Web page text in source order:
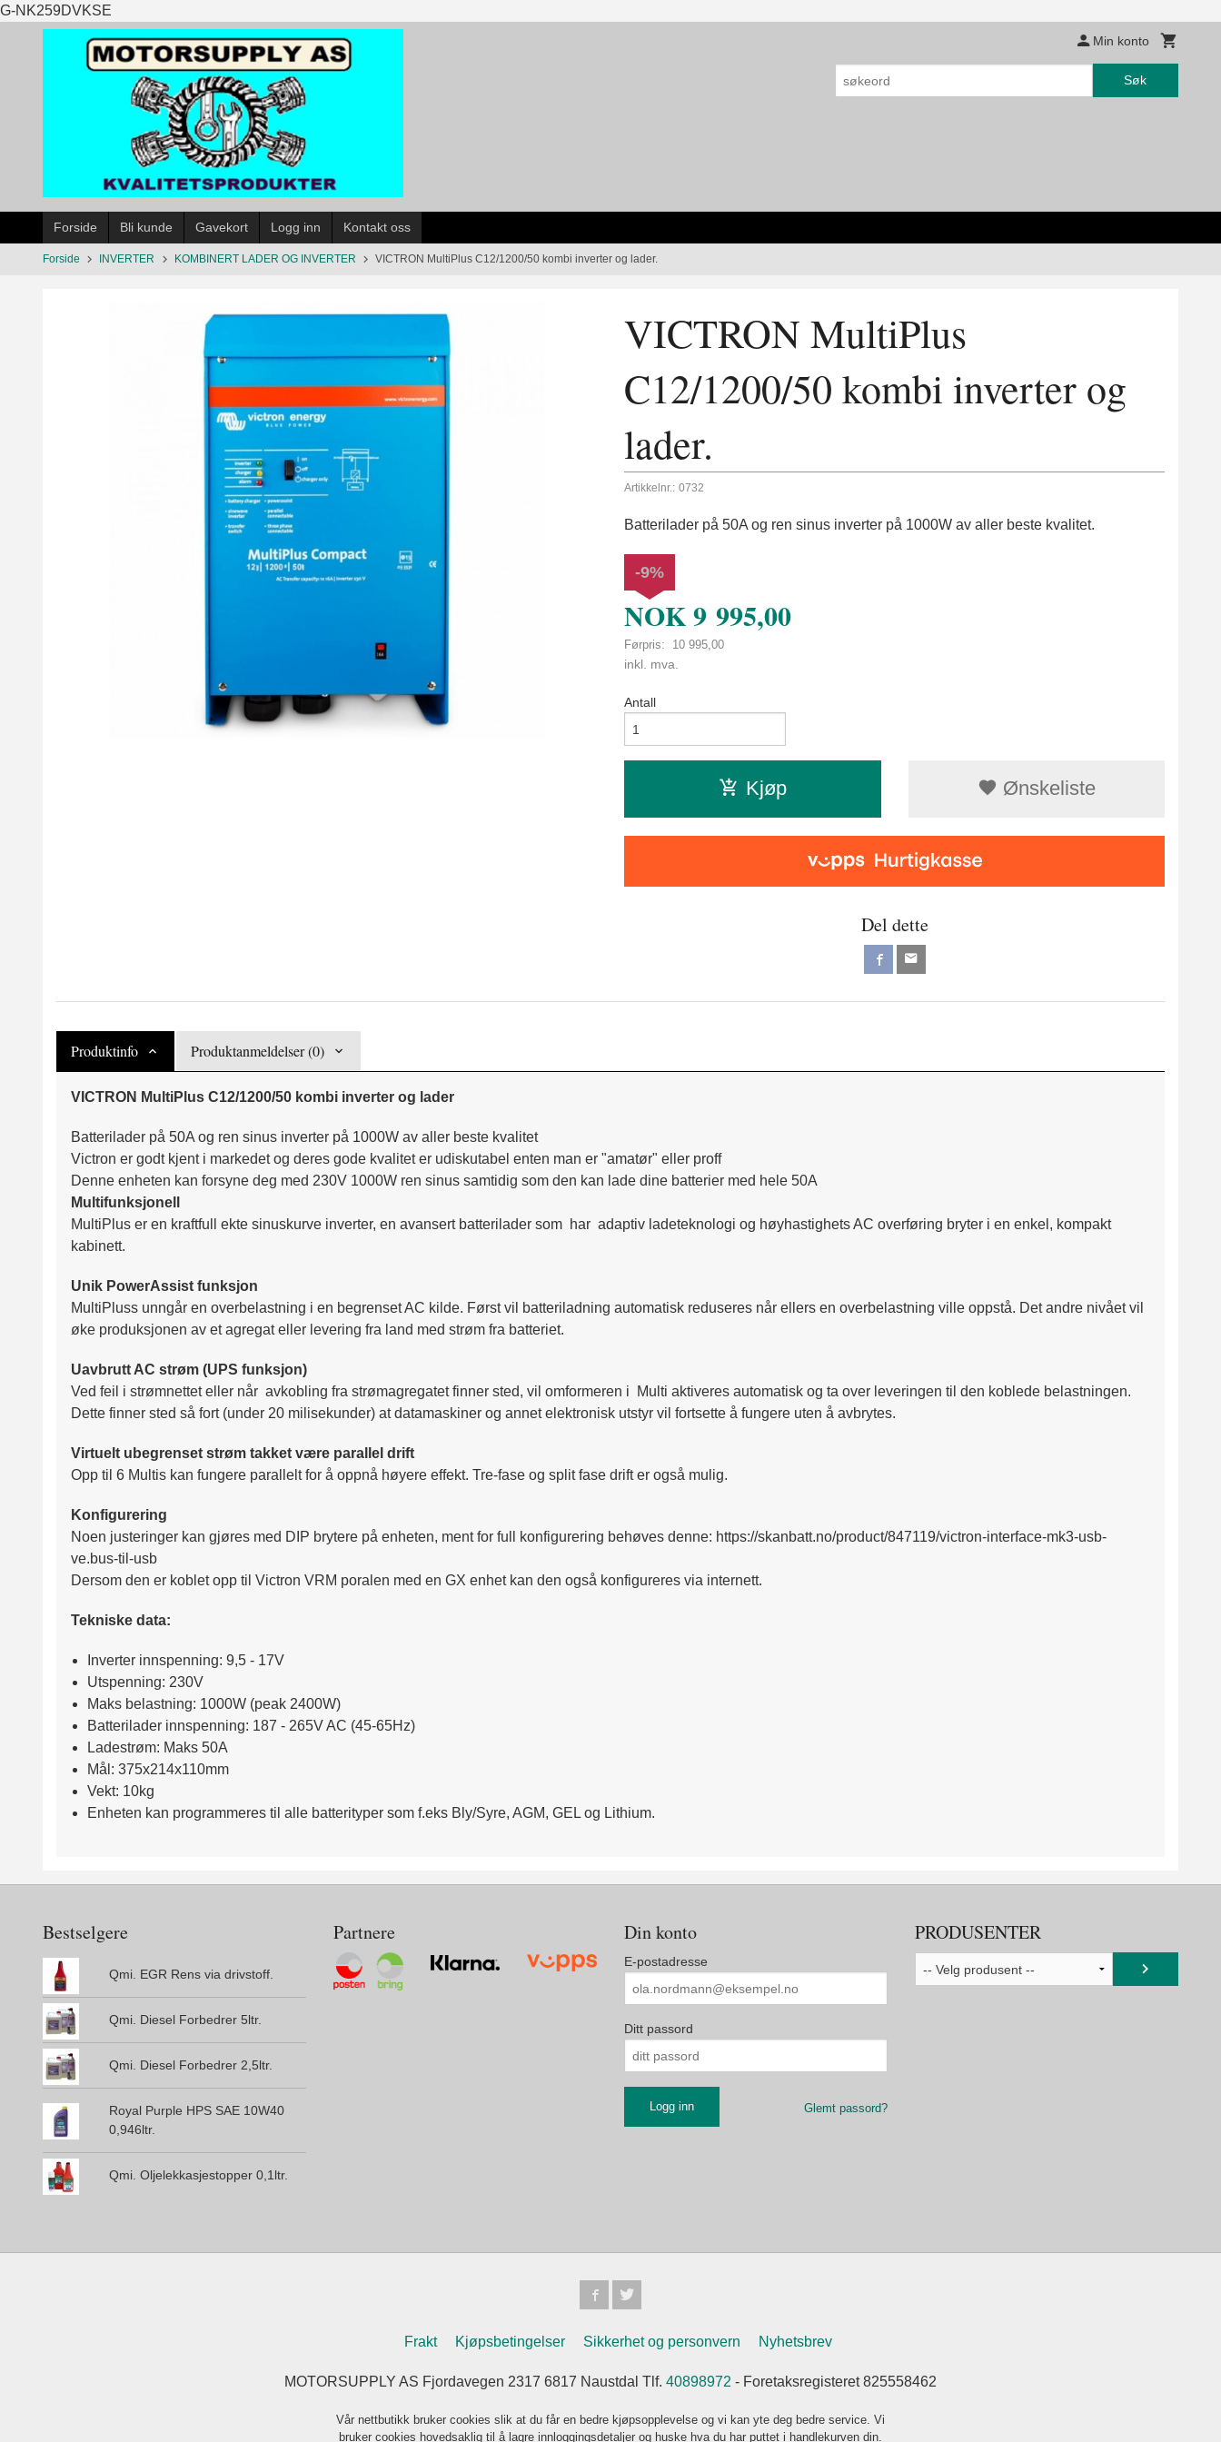
G-NK259DVKSE
til
innholdet
Min konto
Søk
Forside Bli kunde Gavekort Logg inn Kontakt oss
Forside INVERTER KOMBINERT LADER OG INVERTER VICTRON MultiPlus C12/1200/50 kombi inverter og lader.
VICTRON MultiPlus
C12/1200/50 kombi inverter og
lader.
Artikkelnr.: 0732
Batterilader på 50A og ren sinus inverter på 1000W av aller beste kvalitet.
NOK9 995,00
Førpris: 10 995,00
Rabatt
-9%
inkl. mva.
Antall
Kjøp Ønskeliste
Del dette
Produktinfo Produktanmeldelser (0)
VICTRON MultiPlus C12/1200/50 kombi inverter og lader
Batterilader på 50A og ren sinus inverter på 1000W av aller beste kvalitet
Victron er godt kjent i markedet og deres gode kvalitet er udiskutabel enten man er "amatør" eller proff
Denne enheten kan forsyne deg med 230V 1000W ren sinus samtidig som den kan lade dine batterier med hele 50A
Multifunksjonell
MultiPlus er en kraftfull ekte sinuskurve inverter, en avansert batterilader som har adaptiv ladeteknologi og høyhastighets AC overføring bryter i en enkel, kompakt
kabinett.
Unik PowerAssist funksjon
MultiPluss unngår en overbelastning i en begrenset AC kilde. Først vil batteriladning automatisk reduseres når ellers en overbelastning ville oppstå. Det andre nivået vil
øke produksjonen av et agregat eller levering fra land med strøm fra batteriet.
Uavbrutt AC strøm (UPS funksjon)
Ved feil i strømnettet eller når avkobling fra strømagregatet finner sted, vil omformeren i Multi aktiveres automatisk og ta over leveringen til den koblede belastningen.
Dette finner sted så fort (under 20 milisekunder) at datamaskiner og annet elektronisk utstyr vil fortsette å fungere uten å avbrytes.
Virtuelt ubegrenset strøm takket være parallel drift
Opp til 6 Multis kan fungere parallelt for å oppnå høyere effekt. Tre-fase og split fase drift er også mulig.
Konfigurering
Noen justeringer kan gjøres med DIP brytere på enheten, ment for full konfigurering behøves denne: https://skanbatt.no/product/847119/victron-interface-mk3-usb-
ve.bus-til-usb
Dersom den er koblet opp til Victron VRM poralen med en GX enhet kan den også konfigureres via internett.
Tekniske data:
Inverter innspenning: 9,5 - 17V
Utspenning: 230V
Maks belastning: 1000W (peak 2400W)
Batterilader innspenning: 187 - 265V AC (45-65Hz)
Ladestrøm: Maks 50A
Mål: 375x214x110mm
Vekt: 10kg
Enheten kan programmeres til alle batterityper som f.eks Bly/Syre, AGM, GEL og Lithium.
Bestselgere
Qmi. EGR Rens via drivstoff.
Qmi. Diesel Forbedrer 5ltr.
Qmi. Diesel Forbedrer 2,5ltr.
Royal Purple HPS SAE 10W40
0,946ltr.
Qmi. Oljelekkasjestopper 0,1ltr.
Partnere Din konto
E-postadresse
Ditt passord
Glemt passord?
PRODUSENTER
Frakt Kjøpsbetingelser Sikkerhet og personvern Nyhetsbrev
MOTORSUPPLY AS Fjordavegen 2317 6817 Naustdal Tlf. 40898972 - Foretaksregisteret 825558462
Vår nettbutikk bruker cookies slik at du får en bedre kjøpsopplevelse og vi kan yte deg bedre service. Vi
bruker cookies hovedsaklig til å lagre innloggingsdetaljer og huske hva du har puttet i handlekurven din.